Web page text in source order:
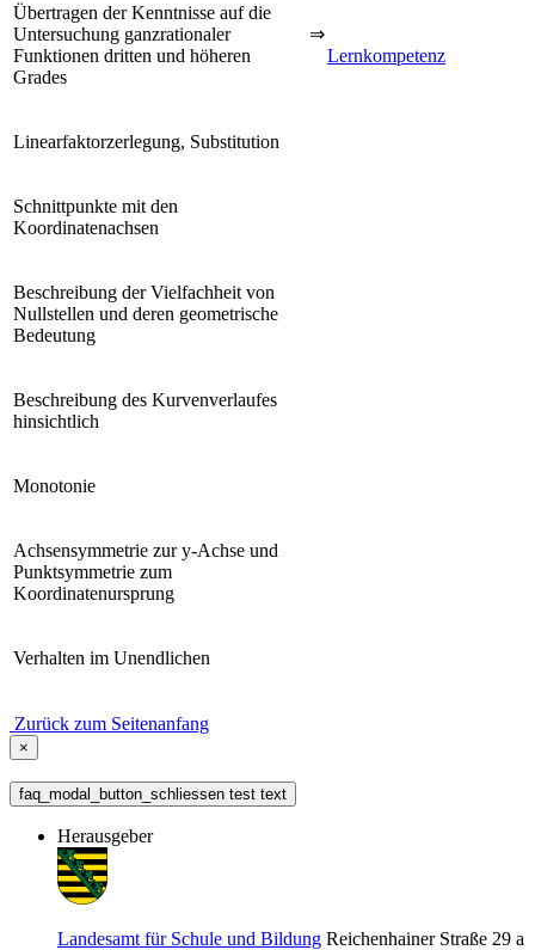
Übertragen der Kenntnisse auf die
Untersuchung ganzrationaler
Funktionen dritten und höheren
Grades
⇒
Lernkompetenz
Linearfaktorzerlegung, Substitution
Schnittpunkte mit den
Koordinatenachsen
Beschreibung der Vielfachheit von
Nullstellen und deren geometrische
Bedeutung
Beschreibung des Kurvenverlaufes
hinsichtlich
Monotonie
Achsensymmetrie zur y-Achse und
Punktsymmetrie zum
Koordinatenursprung
Verhalten im Unendlichen
Zurück zum Seitenanfang
×
faq_modal_button_schliessen test text
Herausgeber
Landesamt für Schule und Bildung Reichenhainer Straße 29 a